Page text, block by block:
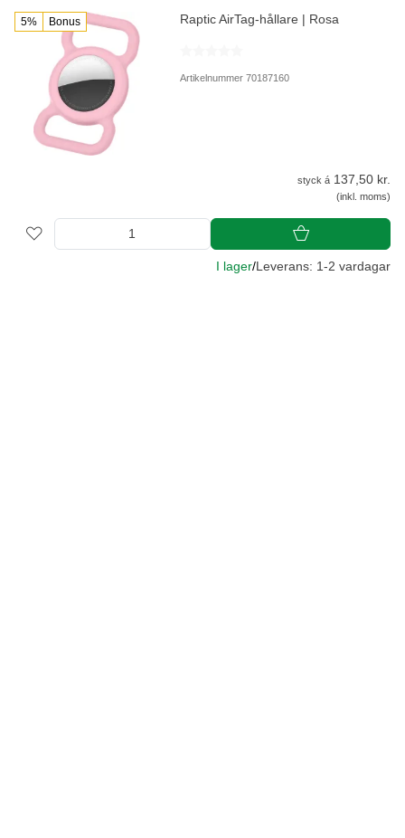
5% Bonus Raptic AirTag-hållare | Rosa
Artikelnummer 70187160
styck á 137,50 kr.
(inkl. moms)
I lager/Leverans: 1-2 vardagar